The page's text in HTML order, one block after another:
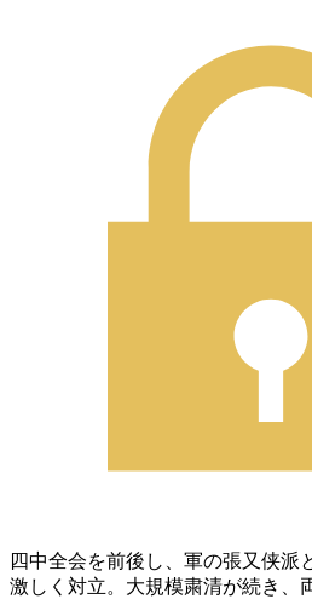
四中全会を前後し、軍の張又侠派
激しく対立。大規模粛清が続き、